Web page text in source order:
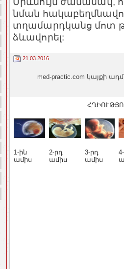
նման
տղամարդկանց մոտ
ձևավորել:
21.03.2016
med-practic.com կայքի
1-ին
ամիս
2-րդ
ամիս
3-րդ
ամիս